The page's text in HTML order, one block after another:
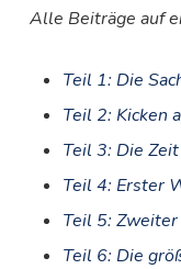
Alle Beiträge auf
Teil 1: Die
Teil 2: Kicken
Teil 3: Die
Teil 4: Erster
Teil 5:
Teil 6: Die